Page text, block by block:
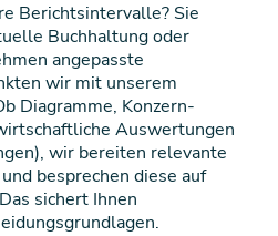
Berichtsintervalle? Sie
Buchhaltung oder
angepasste
wir mit unserem
Diagramme, Konzern-
Auswertungen
wir bereiten relevante
besprechen diese auf
sichert Ihnen